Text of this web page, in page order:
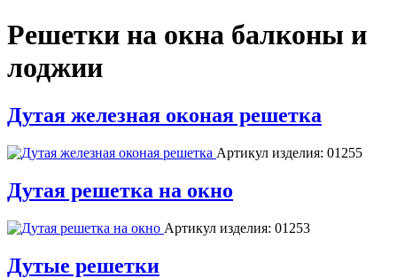
Решетки на окна балконы и
лоджии
Дутая железная оконая решетка
Артикул изделия: 01255
Дутая решетка на окно
Артикул изделия: 01253
Дутые решетки